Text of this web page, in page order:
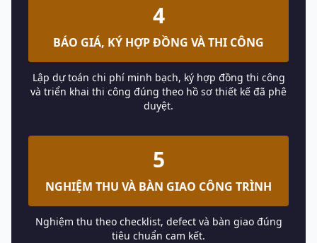
4
BÁO GIÁ, KÝ HỢP ĐỒNG VÀ THI CÔNG
Lập dự toán chi phí minh bạch, ký hợp đồng thi công
và triển khai thi công đúng theo hồ sơ thiết kế đã phê
duyệt.
5
NGHIỆM THU VÀ BÀN GIAO CÔNG TRÌNH
Nghiệm thu theo checklist, defect và bàn giao đúng
tiêu chuẩn cam kết.